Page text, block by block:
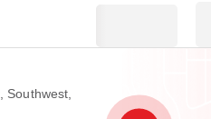
Southwest,